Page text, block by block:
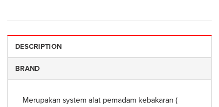
DESCRIPTION
BRAND
Merupakan system alat pemadam kebakaran (